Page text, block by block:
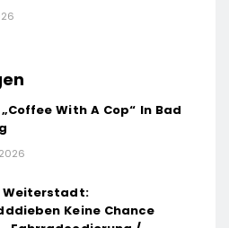
„Coffee With A Cop“ In Bad
Weiterstadt:
Keine Chance